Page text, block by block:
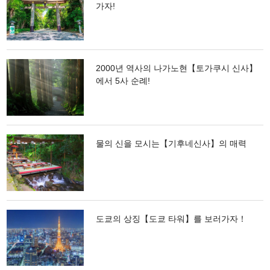
가자!
2000년 역사의 나가노현【토가쿠시 신사】
에서 5사 순례!
물의 신을 모시는【기후네신사】의 매력
도쿄의 상징【도쿄 타워】를 보러가자！